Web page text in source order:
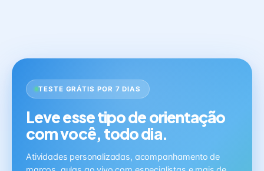
TESTE GRÁTIS POR 7 DIAS
Leve esse tipo de orientação
com você, todo dia.
Atividades personalizadas, acompanhamento de